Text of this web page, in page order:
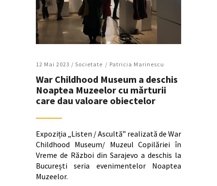
12 Mai 2023 / Societate Patricia Marinescu
War Childhood Museum a deschis
Noaptea Muzeelor cu mărturii
care dau valoare obiectelor
Expoziția „Listen / Ascultă” realizată de War
Childhood Museum/ Muzeul Copilăriei în
Vreme de Război din Sarajevo a deschis la
București seria evenimentelor Noaptea
Muzeelor.